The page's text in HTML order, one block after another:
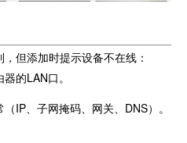
但添加时提示设备不在线：
的LAN口。
IP、子网掩码、网关、DNS）。